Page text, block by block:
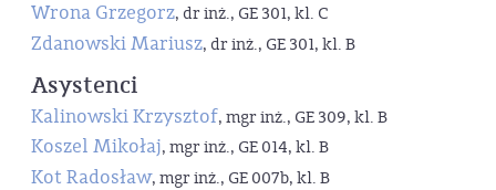
Wrona Grzegorz, dr inż., GE 301, kl. C
Zdanowski Mariusz, dr inż., GE 301, kl. B
Asystenci
Kalinowski Krzysztof, mgr inż., GE 309, kl. B
Koszel Mikołaj, mgr inż., GE 014, kl. B
Kot Radosław, mgr inż., GE 007b, kl. B